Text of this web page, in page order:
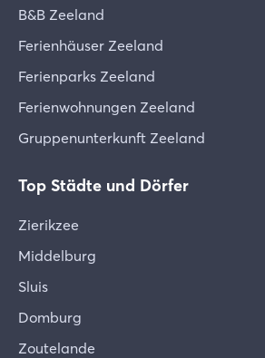
B&B Zeeland
Ferienhäuser Zeeland
Ferienparks Zeeland
Ferienwohnungen Zeeland
Gruppenunterkunft Zeeland
Top Städte und Dörfer
Zierikzee
Middelburg
Sluis
Domburg
Zoutelande